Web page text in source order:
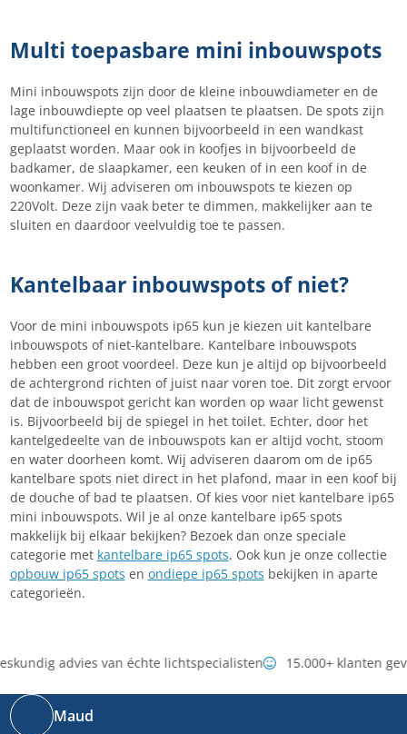
Multi toepasbare mini inbouwspots
Mini inbouwspots zijn door de kleine inbouwdiameter en de
lage inbouwdiepte op veel plaatsen te plaatsen. De spots zijn
multifunctioneel en kunnen bijvoorbeeld in een wandkast
geplaatst worden. Maar ook in koofjes in bijvoorbeeld de
badkamer, de slaapkamer, een keuken of in een koof in de
woonkamer. Wij adviseren om inbouwspots te kiezen op
220Volt. Deze zijn vaak beter te dimmen, makkelijker aan te
sluiten en daardoor veelvuldig toe te passen.
Kantelbaar inbouwspots of niet?
Voor de mini inbouwspots ip65 kun je kiezen uit kantelbare
inbouwspots of niet-kantelbare. Kantelbare inbouwspots
hebben een groot voordeel. Deze kun je altijd op bijvoorbeeld
de achtergrond richten of juist naar voren toe. Dit zorgt ervoor
dat de inbouwspot gericht kan worden op waar licht gewenst
is. Bijvoorbeeld bij de spiegel in het toilet. Echter, door het
kantelgedeelte van de inbouwspots kan er altijd vocht, stoom
en water doorheen komt. Wij adviseren daarom om de ip65
kantelbare spots niet direct in het plafond, maar in een koof bij
de douche of bad te plaatsen. Of kies voor niet kantelbare ip65
mini inbouwspots. Wil je al onze kantelbare ip65 spots
makkelijk bij elkaar bekijken? Bezoek dan onze speciale
categorie met kantelbare ip65 spots. Ook kun je onze collectie
opbouw ip65 spots en ondiepe ip65 spots bekijken in aparte
categorieën.
advies van échte lichtspecialisten 15.000+ klanten
Maud